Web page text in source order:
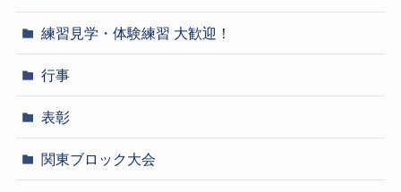
練習見学・体験練習 大歓迎！
行事
表彰
関東ブロック大会